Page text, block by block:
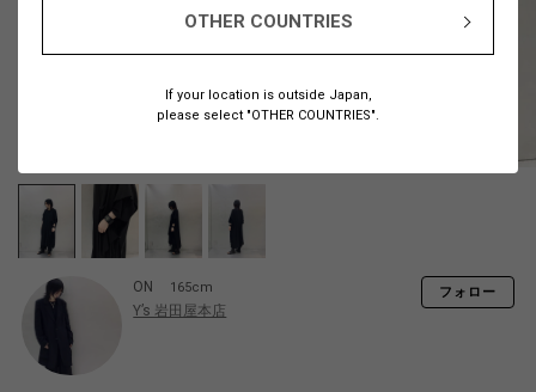
OTHER COUNTRIES
If your location is outside Japan,
please select "OTHER COUNTRIES".
ON 165cm
Y’s 岩田屋本店
フォロー